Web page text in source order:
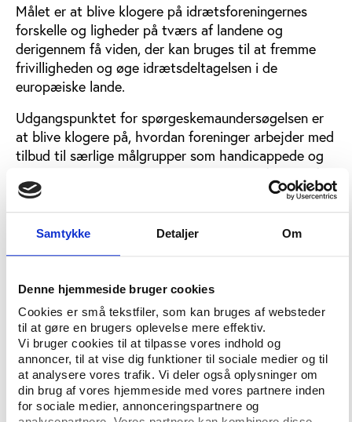
Samtykke Detaljer Om
Denne hjemmeside bruger cookies
Cookies er små tekstfiler, som kan bruges af websteder
til at gøre en brugers oplevelse mere effektiv.
Vi bruger cookies til at tilpasse vores indhold og
annoncer, til at vise dig funktioner til sociale medier og til
at analysere vores trafik. Vi deler også oplysninger om
din brug af vores hjemmeside med vores partnere inden
for sociale medier, annonceringspartnere og
Målet er at blive klogere på idrætsforeningernes
forskelle og ligheder på tværs af landene og
derigennem få viden, der kan bruges til at fremme
frivilligheden og øge idrætsdeltagelsen i de
europæiske lande.
Udgangspunktet for spørgeskemaundersøgelsen er
at blive klogere på, hvordan foreninger arbejder med
tilbud til særlige målgrupper som handicappede og
etniske minoriteter, ligesom viden om omfanget af
frivillighed står centralt i undersøgelsen.
”I Danmark bryster vi os af at have en stærk
tradition for frivilligt arbejde – noget som vi
genfinder i lande som Norge og Holland, mens lande
som Polen og Ungarn antageligt ikke har samme
traditioner. Undersøgelsen vil give os det hidtil mest
detaljerede indblik i frivilligt arbejde i europæiske
idrætsforeninger,” siger Karsten Elmose-Østerlund,
adjunkt på SDU og en af initiativtagerne til
projektet, i en pressemeddelelse fra CISC.